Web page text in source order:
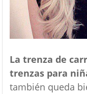
La trenza de
trenzas para
también queda